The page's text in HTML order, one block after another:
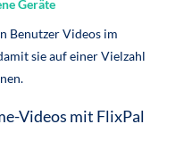
Geräte
Benutzer Videos im
sie auf einer Vielzahl
Videos mit FlixPal